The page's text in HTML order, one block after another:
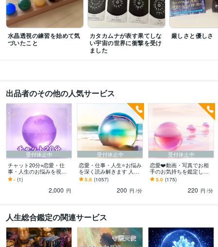
水晶透視の練習を始めて気
づいたこと
カタカムナが表す果てしな
い宇宙の世界に衝撃を受け
ました
厳しさと優しさ
出品者のその他の人気サービス
受付休止中
チャット20分⭐︎恋愛・仕
事・人生のお悩みを視ま
す 人に言えない深いお悩
み伺います。明るい未来
へお導きします。
- (1)
2,000 円
受付休止中
恋愛・仕事・人生⭐️お悩み
を深く読み解きます 人に
言えない深いお悩み伺い
ます。明るい未来へお導
5.0 (1057)
200 円 /分
受付休止中
恋愛❤️動画・写真でお相
手のお気持ちを鑑定しま
す SNSの投稿はNG。お二
人のLINEやりとりスクシ
5.0 (175)
220 円 /分
人生総合鑑定の関連サービス